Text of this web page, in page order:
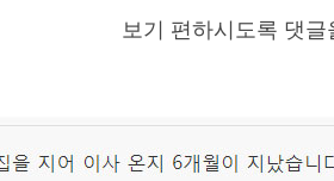
보기 편하시도록 댓